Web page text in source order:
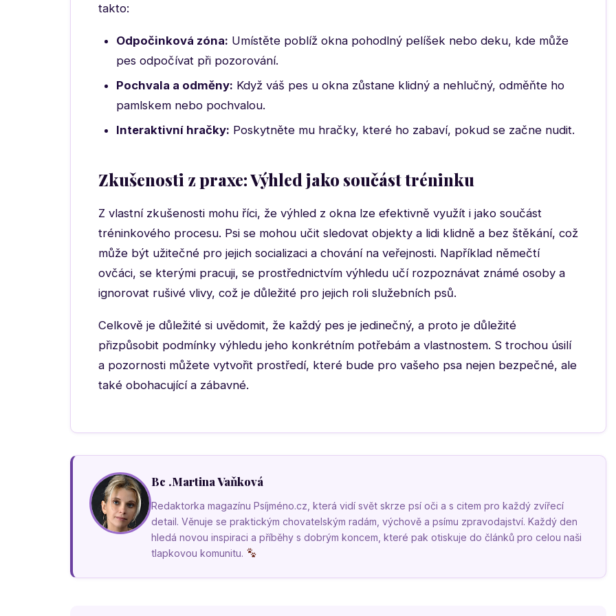
takto:
Odpočinková zóna: Umístěte poblíž okna pohodlný pelíšek nebo deku, kde může
pes odpočívat při pozorování.
Pochvala a odměny: Když váš pes u okna zůstane klidný a nehlučný, odměňte ho
pamlskem nebo pochvalou.
Interaktivní hračky: Poskytněte mu hračky, které ho zabaví, pokud se začne nudit.
Zkušenosti z praxe: Výhled jako součást tréninku
Z vlastní zkušenosti mohu říci, že výhled z okna lze efektivně využít i jako součást
tréninkového procesu. Psi se mohou učit sledovat objekty a lidi klidně a bez štěkání, což
může být užitečné pro jejich socializaci a chování na veřejnosti. Například němečtí
ovčáci, se kterými pracuji, se prostřednictvím výhledu učí rozpoznávat známé osoby a
ignorovat rušivé vlivy, což je důležité pro jejich roli služebních psů.
Celkově je důležité si uvědomit, že každý pes je jedinečný, a proto je důležité
přizpůsobit podmínky výhledu jeho konkrétním potřebám a vlastnostem. S trochou úsilí
a pozornosti můžete vytvořit prostředí, které bude pro vašeho psa nejen bezpečné, ale
také obohacující a zábavné.
Bc .Martina Vaňková
Redaktorka magazínu Psíjméno.cz, která vidí svět skrze psí oči a s citem pro každý zvířecí
detail. Věnuje se praktickým chovatelským radám, výchově a psímu zpravodajství. Každý den
hledá novou inspiraci a příběhy s dobrým koncem, které pak otiskuje do článků pro celou naši
tlapkovou komunitu.